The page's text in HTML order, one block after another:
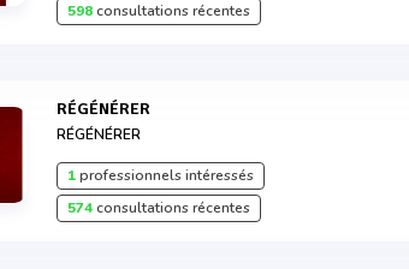
598consultations récentes
RÉGÉNÉRER
RÉGÉNÉRER
1professionnels intéressés
574consultations récentes